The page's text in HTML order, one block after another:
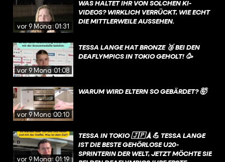
vor 9 Monaten01:31
WAS HALTET IHR VON SOLCHEN KI-
VIDEOS? WIRKLICH VERRÜCKT, WIE ECHT
DIE MITTLERWEILE AUSSEHEN.
vor 9 Monaten
01:08
TESSA LANGE HAT BRONZE 🥉 BEI DEN
DEAFLYMPICS IN TOKIO GEHOLT! 🥳
vor 9 Monaten00:10
WARUM WIRD ELTERN SO GEBÄRDET? 🤯
vor 9 Monaten01:19
TESSA IN TOKIO 🇯🇵🗼💪 TESSA LANGE
IST DIE BESTE GEHÖRLOSE U20-
SPRINTERIN DER WELT, JETZT MÖCHTE SIE